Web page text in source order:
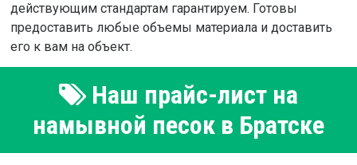
действующим стандартам гарантируем. Готовы
предоставить любые объемы материала и доставить
его к вам на объект.
Наш прайс-лист на
намывной песок в Братске